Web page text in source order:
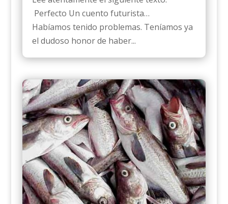
Perfecto Un cuento futurista…
Habíamos tenido problemas. Teníamos ya
el dudoso honor de haber...